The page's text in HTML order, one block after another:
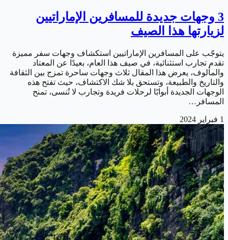
3 وجهات جديدة للمسافرين الإماراتيين
لزيارتها هذا الصيف
يتوجّب على المسافرين الإماراتيين استكشاف وجهات سفر مميزة
تقدم تجارب استثنائية، في صيف هذا العام، بعيدًا عن المعتاد
والمألوف، يعرض هذا المقال ثلاث وجهات ساحرة تمزج بين الثقافة
والتاريخ والطبيعة، وتستحق بلا شك الاكتشاف، حيث تفتح هذه
الوجهات الجديدة أبوابًا لرحلات فريدة وتجارب لا تُنسى، تمنح
المسافر…
1 فبراير 2024